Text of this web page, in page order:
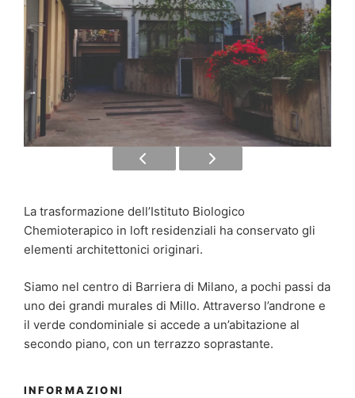
La trasformazione dell’Istituto Biologico
Chemioterapico in loft residenziali ha conservato gli
elementi architettonici originari.
Siamo nel centro di Barriera di Milano, a pochi passi da
uno dei grandi murales di Millo. Attraverso l’androne e
il verde condominiale si accede a un’abitazione al
secondo piano, con un terrazzo soprastante.
INFORMAZIONI